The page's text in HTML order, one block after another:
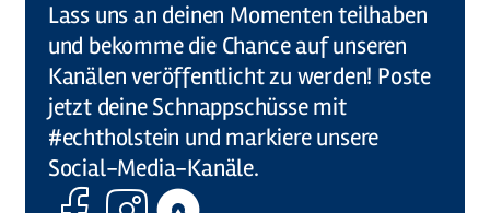
Lass uns an deinen Momenten teilhaben
und bekomme die Chance auf unseren
Kanälen veröffentlicht zu werden! Poste
jetzt deine Schnappschüsse mit
#echtholstein und markiere unsere
Social-Media-Kanäle.
FacebookInstagram
Komoot